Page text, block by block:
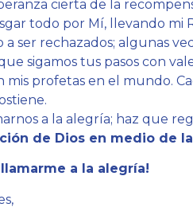
cierta de la
todo por Mí, llevando mi
a ser rechazados; algunas
sigamos tus pasos con
mis profetas en el mundo.
a la alegría; haz que
de Dios en medio de
a la alegría!